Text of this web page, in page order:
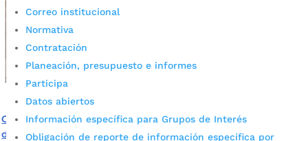
Correo institucional
Normativa
Contratación
Planeación, presupuesto e informes
Participa
Datos abiertos
Información específica para Grupos de Interés
Obligación de reporte de información específica por
Control a estaciones de servicio para proteger el bolsillo
de los consumidores